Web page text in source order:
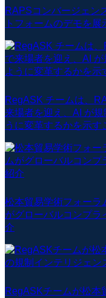
RAPSコンバージェン
トフォームのデモを展
RegASK チームは、
来場者を迎え、AI が
うに変革するかを示
松本貿易学術フォーラ
がグローバルコンプラ
介
RegASKチームが松本